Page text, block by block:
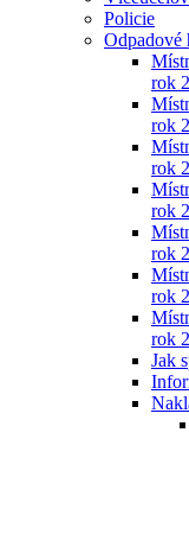
Policie
Odpadové
rok
rok
rok
rok
rok
rok
rok
Jak